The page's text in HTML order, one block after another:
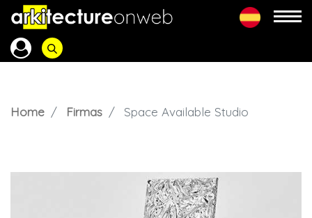
Home Firmas Space Available Studio